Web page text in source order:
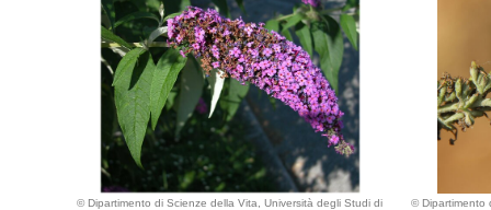
© Dipartimento di Scienze della Vita, Università degli Studi di
© Dipartimento